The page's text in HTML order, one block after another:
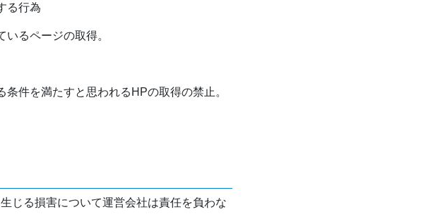
る行為
るページの取得。
件を満たすと思われるHPの取得の禁止。
じる損害について運営会社は責任を負わな